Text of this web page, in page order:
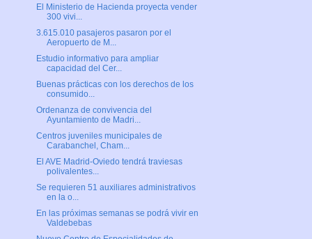
El Ministerio de Hacienda proyecta vender
300 vivi...
3.615.010 pasajeros pasaron por el
Aeropuerto de M...
Estudio informativo para ampliar
capacidad del Cer...
Buenas prácticas con los derechos de los
consumido...
Ordenanza de convivencia del
Ayuntamiento de Madri...
Centros juveniles municipales de
Carabanchel, Cham...
El AVE Madrid-Oviedo tendrá traviesas
polivalentes...
Se requieren 51 auxiliares administrativos
en la o...
En las próximas semanas se podrá vivir en
Valdebebas